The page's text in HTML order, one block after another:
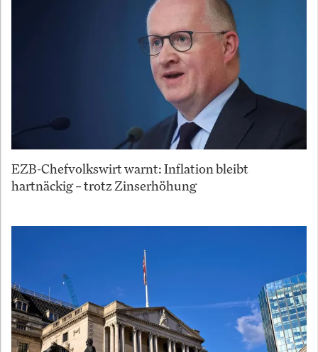
EZB-Chefvolkswirt warnt: Inflation bleibt
hartnäckig – trotz Zinserhöhung